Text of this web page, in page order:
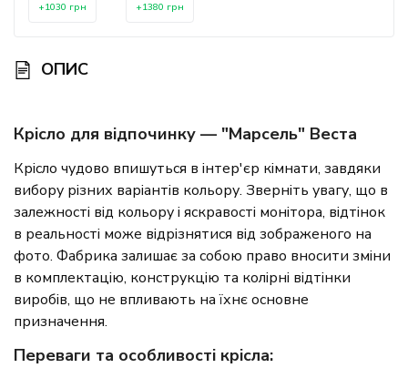
+1030 грн +1380 грн
ОПИС
Крісло для відпочинку — "Марсель" Веста
Крісло чудово впишуться в інтер'єр кімнати, завдяки
вибору різних варіантів кольору. Зверніть увагу, що в
залежності від кольору і яскравості монітора, відтінок
в реальності може відрізнятися від зображеного на
фото. Фабрика залишає за собою право вносити зміни
в комплектацію, конструкцію та колірні відтінки
виробів, що не впливають на їхнє основне
призначення.
Переваги та особливості крісла: